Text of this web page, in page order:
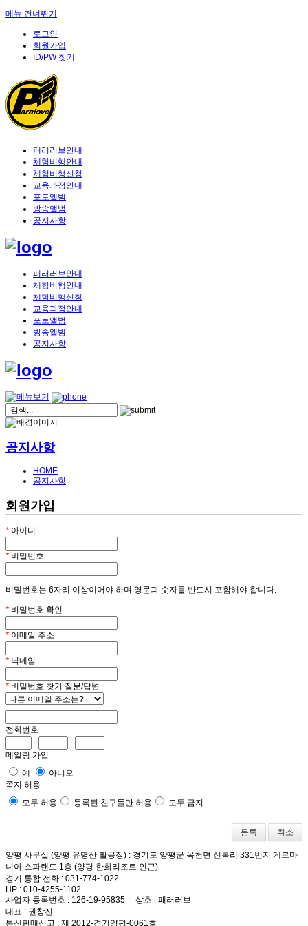
메뉴 건너뛰기
로그인
회원가입
ID/PW 찾기
패러러브안내
체험비행안내
체험비행신청
교육과정안내
포토앨범
방송앨범
공지사항
패러러브안내
체험비행안내
체험비행신청
교육과정안내
포토앨범
방송앨범
공지사항
공지사항
HOME
공지사항
회원가입
* 아이디
* 비밀번호
비밀번호는 6자리 이상이어야 하며 영문과 숫자를 반드시 포함해야 합니다.
* 비밀번호 확인
* 이메일 주소
* 닉네임
* 비밀번호 찾기 질문/답변
전화번호
-
-
메일링 가입
예
아니오
쪽지 허용
모두 허용
등록된 친구들만 허용 모두 금지
취소
양평 사무실 (양평 유명산 활공장) : 경기도 양평군 옥천면 신복리 331번지 게르마
니아 스파랜드 1층 (양평 한화리조트 인근)
경기 통합 전화 : 031-774-1022
HP : 010-4255-1102
사업자 등록번호 : 126-19-95835 상호 : 패러러브
대표 : 권창진
통신판매신고 : 제 2012-경기양평-0061호